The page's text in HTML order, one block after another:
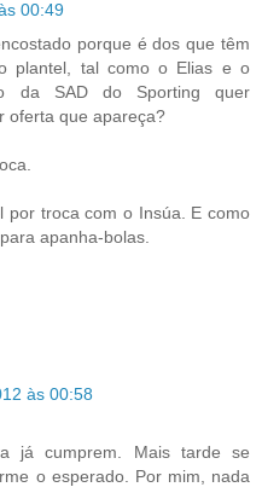
00:49
porque é dos que têm
plantel, tal como o Elias e o
da SAD do Sporting quer
oferta que apareça?
por troca com o Insúa. E como
apanha-bolas.
às 00:58
já cumprem. Mais tarde se
o esperado. Por mim, nada